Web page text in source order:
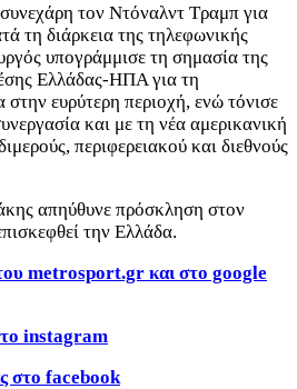
τον Ντόναλντ Τραμπ για
τη διάρκεια της τηλεφωνικής
υπογράμμισε τη σημασία της
Ελλάδας-ΗΠΑ για τη
ευρύτερη περιοχή, ενώ τόνισε
και με τη νέα αμερικανική
περιφερειακού και διεθνούς
απηύθυνε πρόσκληση στον
την Ελλάδα.
metrosport.gr και στο google
instagram
στο facebook